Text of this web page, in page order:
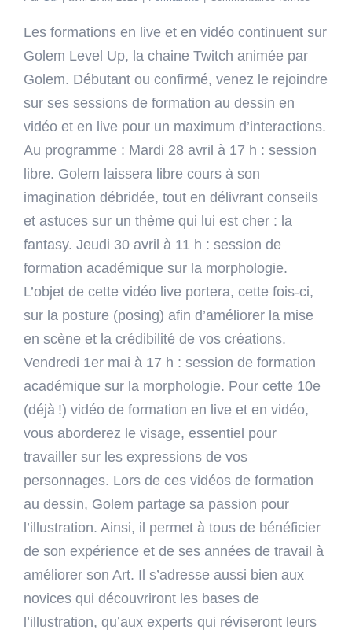
de
Golem
Les formations en live et en vidéo continuent sur
Golem Level Up, la chaine Twitch animée par
Golem. Débutant ou confirmé, venez le rejoindre
sur ses sessions de formation au dessin en
vidéo et en live pour un maximum d’interactions.
Au programme : Mardi 28 avril à 17 h : session
libre. Golem laissera libre cours à son
imagination débridée, tout en délivrant conseils
et astuces sur un thème qui lui est cher : la
fantasy. Jeudi 30 avril à 11 h : session de
formation académique sur la morphologie.
L’objet de cette vidéo live portera, cette fois-ci,
sur la posture (posing) afin d’améliorer la mise
en scène et la crédibilité de vos créations.
Vendredi 1er mai à 17 h : session de formation
académique sur la morphologie. Pour cette 10e
(déjà !) vidéo de formation en live et en vidéo,
vous aborderez le visage, essentiel pour
travailler sur les expressions de vos
personnages. Lors de ces vidéos de formation
au dessin, Golem partage sa passion pour
l’illustration. Ainsi, il permet à tous de bénéficier
de son expérience et de ses années de travail à
améliorer son Art. Il s’adresse aussi bien aux
novices qui découvriront les bases de
l’illustration, qu’aux experts qui réviseront leurs